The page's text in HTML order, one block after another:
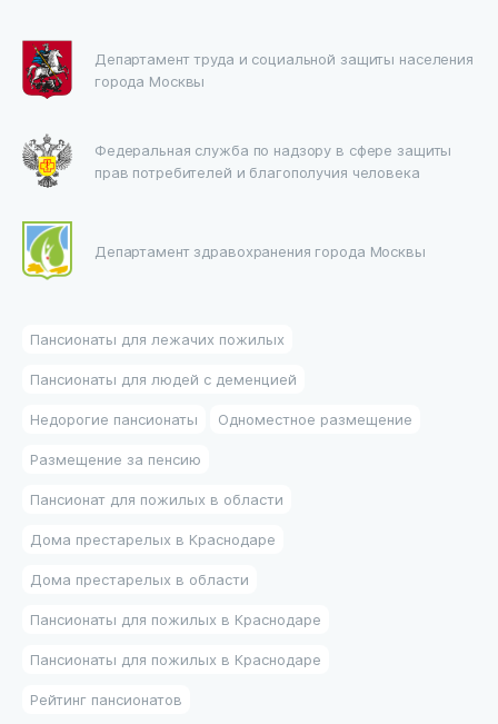
Департамент труда и социальной защиты населения
города Москвы
Федеральная служба по надзору в сфере защиты
прав потребителей и благополучия человека
Департамент здравохранения города Москвы
Пансионаты для лежачих пожилых
Пансионаты для людей с деменцией
Недорогие пансионаты Одноместное размещение
Размещение за пенсию
Пансионат для пожилых в области
Дома престарелых в Краснодаре
Дома престарелых в области
Пансионаты для пожилых в Краснодаре
Пансионаты для пожилых в Краснодаре
Рейтинг пансионатов